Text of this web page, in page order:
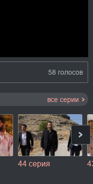
58 голосов
все серии
44 серия